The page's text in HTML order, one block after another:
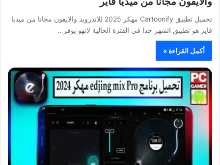
تحميل تطبيق Cartoonify مهكر 2025 للاندرويد والايفون مجانا من ميديا
فاير هو تطبيق اتشهر جدا في الفترة الحالية لانهو يوفر…
أكمل القراءة »